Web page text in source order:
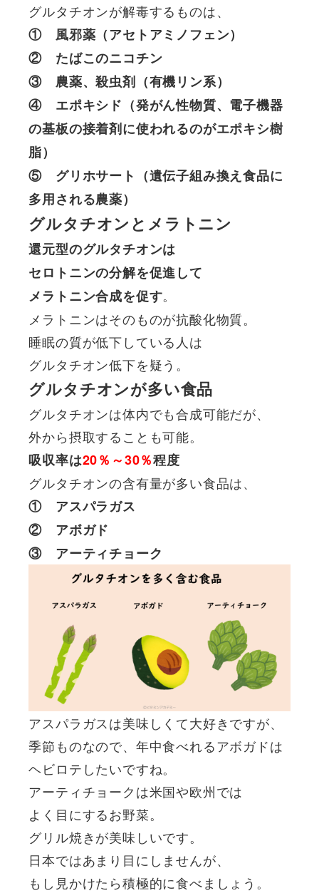
グルタチオンが解毒するものは、
① 風邪薬（アセトアミノフェン）
② たばこのニコチン
③ 農薬、殺虫剤（有機リン系）
④ エポキシド（発がん性物質、電子機器
の基板の接着剤に使われるのがエポキシ樹
脂）
⑤ グリホサート（遺伝子組み換え食品に
多用される農薬）
グルタチオンとメラトニン
還元型のグルタチオンは
セロトニンの分解を促進して
メラトニン合成を促す。
メラトニンはそのものが抗酸化物質。
睡眠の質が低下している人は
グルタチオン低下を疑う。
グルタチオンが多い食品
グルタチオンは体内でも合成可能だが、
外から摂取することも可能。
吸収率は20％～30％程度
グルタチオンの含有量が多い食品は、
① アスパラガス
② アボガド
③ アーティチョーク
アスパラガスは美味しくて大好きですが、
季節ものなので、年中食べれるアボガドは
ヘビロテしたいですね。
アーティチョークは米国や欧州では
よく目にするお野菜。
グリル焼きが美味しいです。
日本ではあまり目にしませんが、
もし見かけたら積極的に食べましょう。